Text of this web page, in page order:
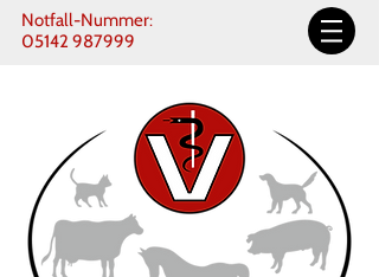
Notfall-Nummer:
05142 987999